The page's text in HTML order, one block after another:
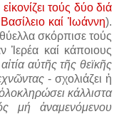
τούς δύο διά
καί Ἰωάννη).
σκόρπισε τούς
Ἱερέα καί κάποιους
αὐτῆς τῆς θεϊκῆς
- σχολιάζει ἡ
κάλλιστα
μή ἀναμενόμενου